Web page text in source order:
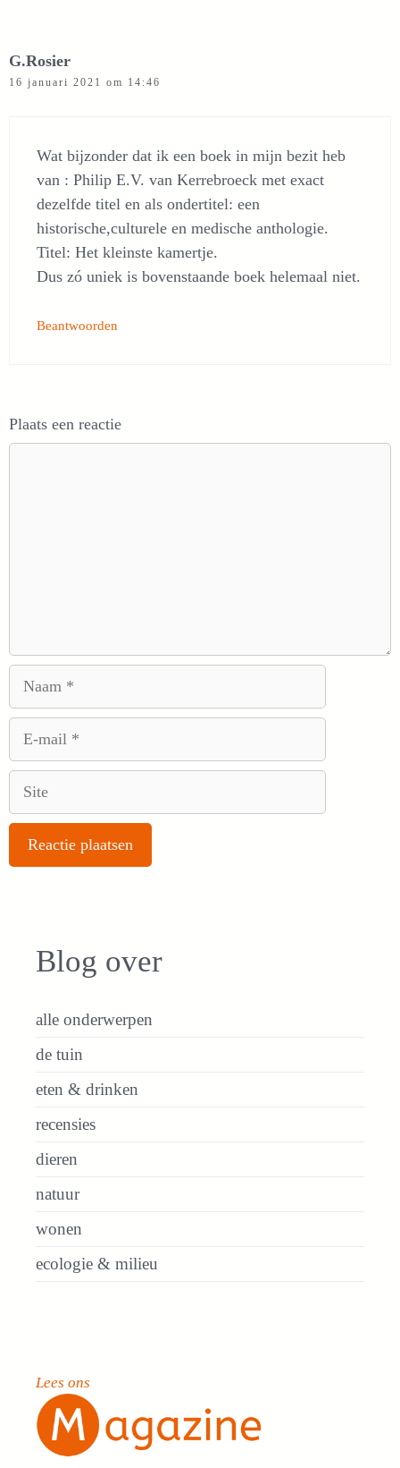
G.Rosier
16 januari 2021 om 14:46
Wat bijzonder dat ik een boek in mijn bezit heb
van : Philip E.V. van Kerrebroeck met exact
dezelfde titel en als ondertitel: een
historische,culturele en medische anthologie.
Titel: Het kleinste kamertje.
Dus zó uniek is bovenstaande boek helemaal niet.
Beantwoorden
Plaats een reactie
Blog over
alle onderwerpen
de tuin
eten & drinken
recensies
dieren
natuur
wonen
ecologie & milieu
Lees ons